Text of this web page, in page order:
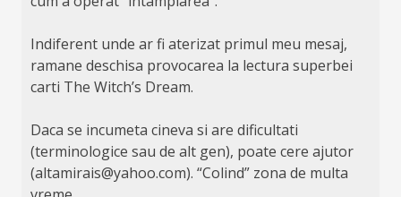
Indiferent unde ar fi aterizat primul meu mesaj,
ramane deschisa provocarea la lectura superbei
carti The Witch’s Dream.
Daca se incumeta cineva si are dificultati
(terminologice sau de alt gen), poate cere ajutor
(altamirais@yahoo.com). “Colind” zona de multa